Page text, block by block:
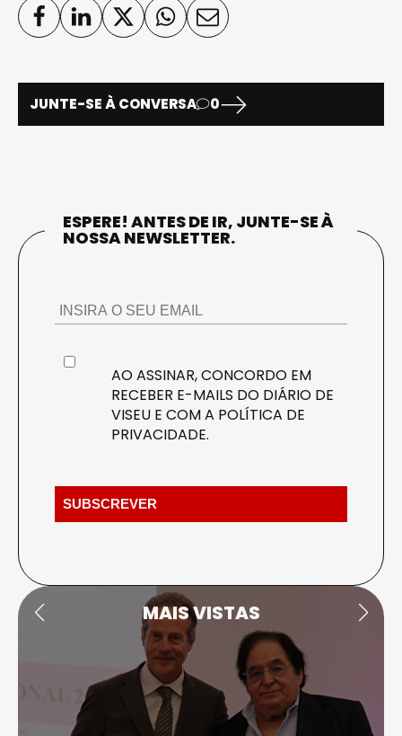
JUNTE-SE À CONVERSA 0
ESPERE! ANTES DE IR, JUNTE-SE À
NOSSA NEWSLETTER.
AO ASSINAR, CONCORDO EM
RECEBER E-MAILS DO DIÁRIO DE
VISEU E COM A POLÍTICA DE
PRIVACIDADE.
MAIS VISTAS